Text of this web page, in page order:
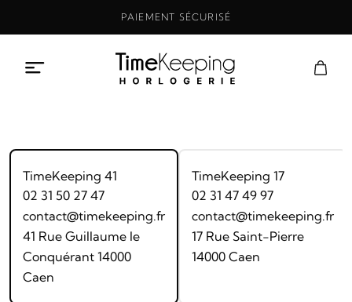
PAIEMENT SÉCURISÉ
TimeKeeping 41
02 31 50 27 47
contact@timekeeping.fr
41 Rue Guillaume le
Conquérant 14000
Caen
TimeKeeping 17
02 31 47 49 97
contact@timekeeping.fr
17 Rue Saint-Pierre
14000 Caen